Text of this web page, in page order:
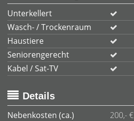
Unterkellert
Wasch- / Trockenraum
Haustiere
Seniorengerecht
Kabel / Sat-TV
Details
Nebenkosten (ca.)
200,- €